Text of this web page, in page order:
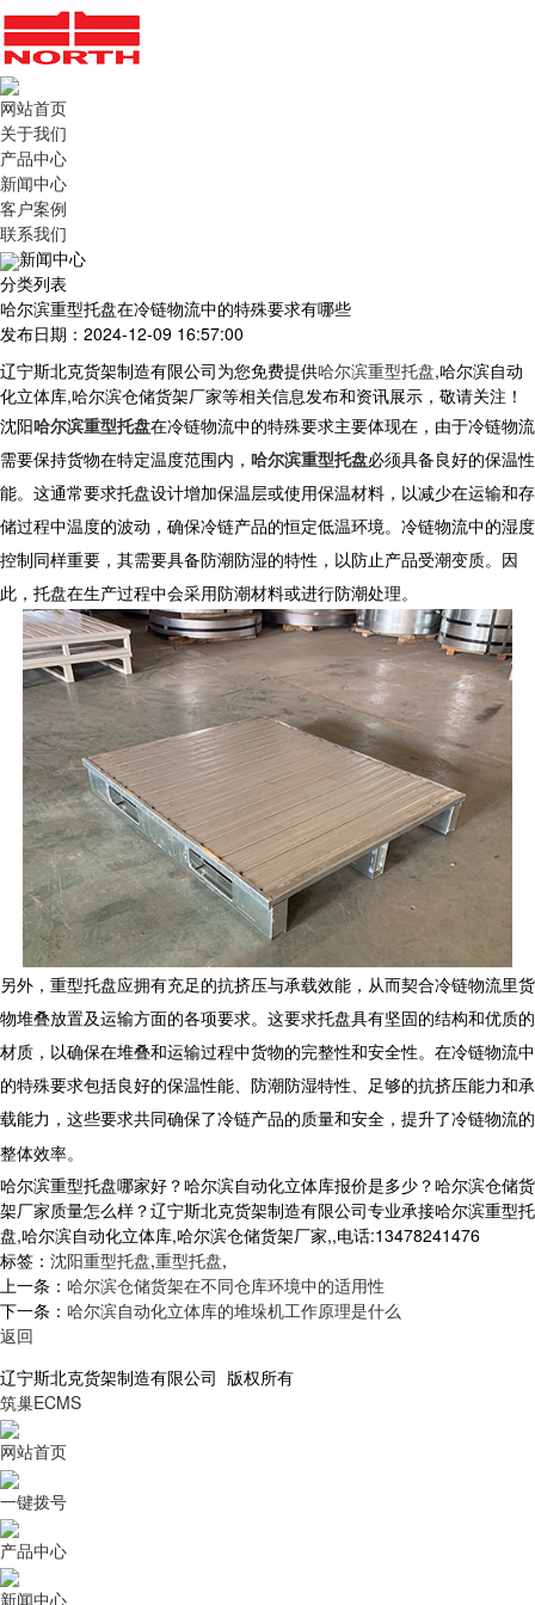
网站首页
关于我们
产品中心
新闻中心
客户案例
联系我们
新闻中心
分类列表
哈尔滨重型托盘在冷链物流中的特殊要求有哪些
发布日期：2024-12-09 16:57:00
辽宁斯北克货架制造有限公司为您免费提供哈尔滨重型托盘,哈尔滨自动
化立体库,哈尔滨仓储货架厂家等相关信息发布和资讯展示，敬请关注！
沈阳哈尔滨重型托盘在冷链物流中的特殊要求主要体现在，由于冷链物流
需要保持货物在特定温度范围内， 哈尔滨重型托盘必须具备良好的保温性
能。这通常要求托盘设计增加保温层或使用保温材料，以减少在运输和存
储过程中温度的波动，确保冷链产品的恒定低温环境。冷链物流中的湿度
控制同样重要，其需要具备防潮防湿的特性，以防止产品受潮变质。因
此，托盘在生产过程中会采用防潮材料或进行防潮处理。
另外， 重型托盘应拥有充足的抗挤压与承载效能，从而契合冷链物流里货
物堆叠放置及运输方面的各项要求。这要求托盘具有坚固的结构和优质的
材质，以确保在堆叠和运输过程中货物的完整性和安全性。在冷链物流中
的特殊要求包括良好的保温性能、防潮防湿特性、足够的抗挤压能力和承
载能力，这些要求共同确保了冷链产品的质量和安全，提升了冷链物流的
整体效率。
哈尔滨重型托盘哪家好？哈尔滨自动化立体库报价是多少？哈尔滨仓储货
架厂家质量怎么样？辽宁斯北克货架制造有限公司专业承接哈尔滨重型托
盘,哈尔滨自动化立体库,哈尔滨仓储货架厂家,,电话:13478241476
标签： 沈阳重型托盘,重型托盘,
上一条： 哈尔滨仓储货架在不同仓库环境中的适用性
下一条： 哈尔滨自动化立体库的堆垛机工作原理是什么
返回
辽宁斯北克货架制造有限公司 版权所有
筑巢ECMS
网站首页
一键拨号
产品中心
新闻中心